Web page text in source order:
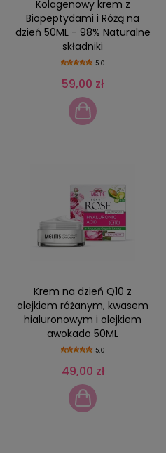
Kolagenowy krem z
Biopeptydami i Różą na
dzień 50ML - 98% Naturalne
składniki
5.0
59,00 zł
Krem na dzień Q10 z
olejkiem różanym, kwasem
hialuronowym i olejkiem
awokado 50ML
5.0
49,00 zł